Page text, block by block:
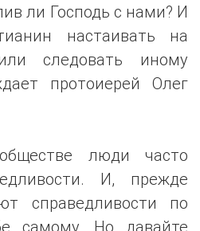
ли Господь с нами? И
настаивать на
следовать иному
протоиерей Олег
люди часто
И, прежде
справедливости по
самому. Но давайте